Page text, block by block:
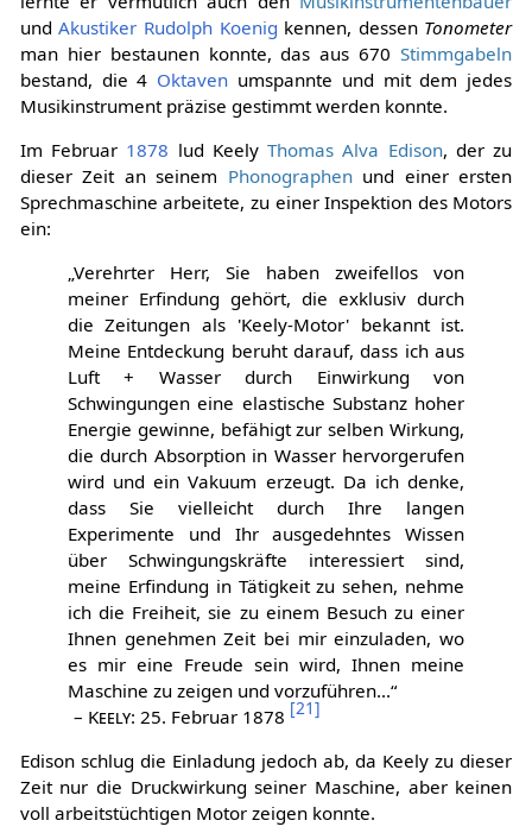
undAkustiker Rudolph Koenig kennen, dessen Tonometer
man hier bestaunen konnte, das aus 670Stimmgabeln
bestand, die 4 Oktaven umspannte und mit dem jedes
Musikinstrument präzise gestimmt werden konnte.
Im Februar 1878 lud KeelyThomas Alva Edison, der zu
dieser Zeit an seinem Phonographenund einer ersten
Sprechmaschine arbeitete, zu einer Inspektion des Motors
ein:
„Verehrter Herr, Sie haben zweifellos von
meiner Erfindung gehört, die exklusiv durch
die Zeitungen als 'Keely-Motor' bekannt ist.
Meine Entdeckung beruht darauf, dass ich aus
Luft + Wasser durch Einwirkung von
Schwingungen eine elastische Substanz hoher
Energie gewinne, befähigt zur selben Wirkung,
die durch Absorption in Wasser hervorgerufen
wird und ein Vakuum erzeugt. Da ich denke,
dass Sie vielleicht durch Ihre langen
Experimente und Ihr ausgedehntes Wissen
über Schwingungskräfte interessiert sind,
meine Erfindung in Tätigkeit zu sehen, nehme
ich die Freiheit, sie zu einem Besuch zu einer
Ihnen genehmen Zeit bei mir einzuladen, wo
es mir eine Freude sein wird, Ihnen meine
Maschine zu zeigen und vorzuführen...“
– Keely: 25. Februar 1878 [21]
Edison schlug die Einladung jedoch ab, da Keely zu dieser
Zeit nur die Druckwirkung seiner Maschine, aber keinen
voll arbeitstüchtigen Motor zeigen konnte.